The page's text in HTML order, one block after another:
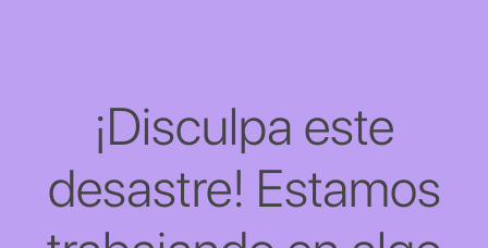
¡Disculpa este
desastre! Estamos